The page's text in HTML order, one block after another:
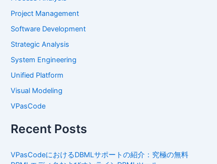
Project Management
Software Development
Strategic Analysis
System Engineering
Unified Platform
Visual Modeling
VPasCode
Recent Posts
VPasCodeにおけるDBMLサポートの紹介：究極の無料